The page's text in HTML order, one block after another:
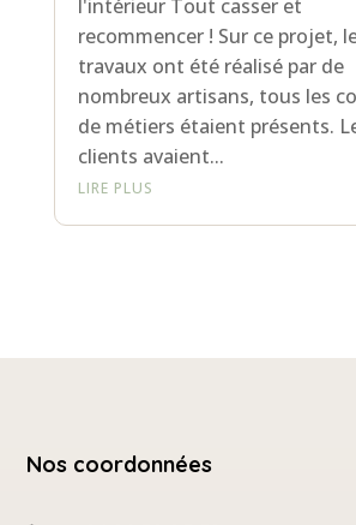
l'intérieur Tout casser et
recommencer ! Sur ce projet,
travaux ont été réalisé par de
nombreux artisans, tous les
de métiers étaient présents.
clients avaient...
LIRE PLUS
Nos coordonnées